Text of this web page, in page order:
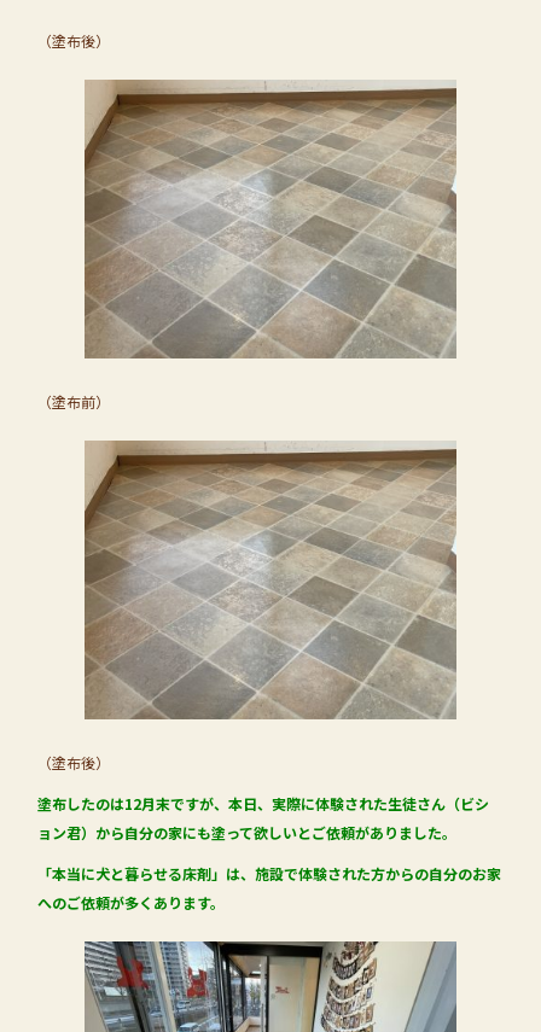
（塗布後）
（塗布前）
（塗布後）
塗布したのは12月末ですが、本日、実際に体験された生徒さん（ビシ
ョン君）から自分の家にも塗って欲しいとご依頼がありました。
「本当に犬と暮らせる床剤」は、施設で体験された方からの自分のお家
へのご依頼が多くあります。